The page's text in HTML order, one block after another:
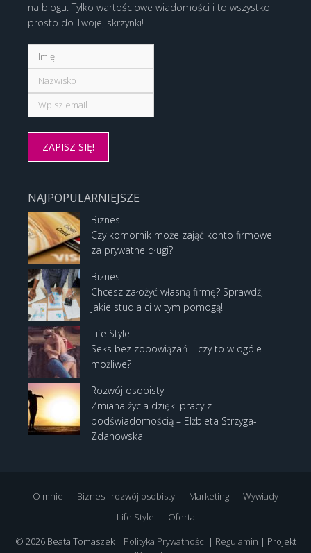
na blogu. Tylko wartościowe wiadomości i to wszystko
prosto do Twojej skrzynki!
NAJPOPULARNIEJSZE
Biznes
Czy komornik może zająć konto firmowe
za prywatne długi?
Biznes
Chcesz założyć własną firmę? Sprawdź,
jakie studia ci w tym pomogą!
Life Style
Seks bez zobowiązań – czy to w ogóle
możliwe?
Rozwój osobisty
Zmiana życia dzięki pracy z
podświadomością – Elżbieta Strzyga-
Zdanowska
O mnie Biznes i rozwój osobisty Marketing
Wywiady
Life Style
Oferta
© 2026 Beata Tomaszek | Polityka Prywatności | Regulamin | Projekt